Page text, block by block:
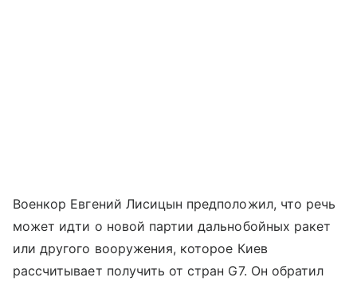
Военкор Евгений Лисицын предположил, что речь
может идти о новой партии дальнобойных ракет
или другого вооружения, которое Киев
рассчитывает получить от стран G7. Он обратил